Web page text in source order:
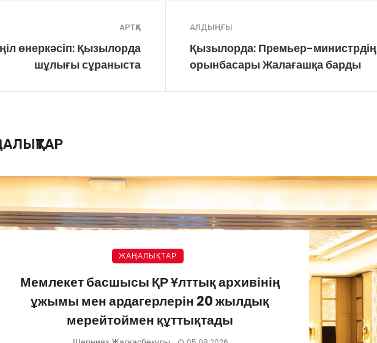
АРТҚА
өнеркәсіп: Қызылорда
шұлығы сұраныста
АЛДЫҢҒЫ
Қызылорда: Премьер-министрдің
орынбасары Жалағашқа барды
ЖАҢАЛЫҚТАР
Мемлекет басшысы ҚР Ұлттық архивінің
ұжымы мен ардагерлерін 20 жылдық
мерейтоймен құттықтады